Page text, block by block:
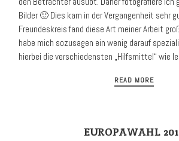
Bilder 🙂 Dies kam in der Vergangenheit sehr
Freundeskreis fand diese Art meiner Arbeit
habe mich sozusagen ein wenig darauf
hierbei die verschiedensten „Hilfsmittel“ wie
READ MORE
EUROPAWAHL